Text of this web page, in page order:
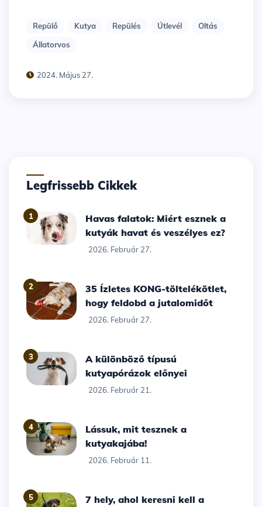
Repülő Kutya Repülés Útlevél
Oltás
Állatorvos
2024. Május 27.
Legfrissebb Cikkek
1
Havas falatok: Miért esznek a
kutyák havat és veszélyes ez?
2026. Február 27.
2
35 Ízletes KONG-töltelékötlet,
hogy feldobd a jutalomidőt
2026. Február 27.
3
A különböző típusú
kutyapórázok előnyei
2026. Február 21.
4
Lássuk, mit tesznek a
kutyakajába!
2026. Február 11.
5
7 hely, ahol keresni kell a